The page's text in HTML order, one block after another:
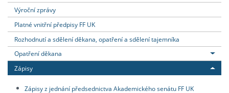
Výroční zprávy
Platné vnitřní předpisy FF UK
Rozhodnutí a sdělení děkana, opatření a sdělení tajemníka
Opatření děkana
Zápisy
Zápisy z jednání předsednictva Akademického senátu FF UK